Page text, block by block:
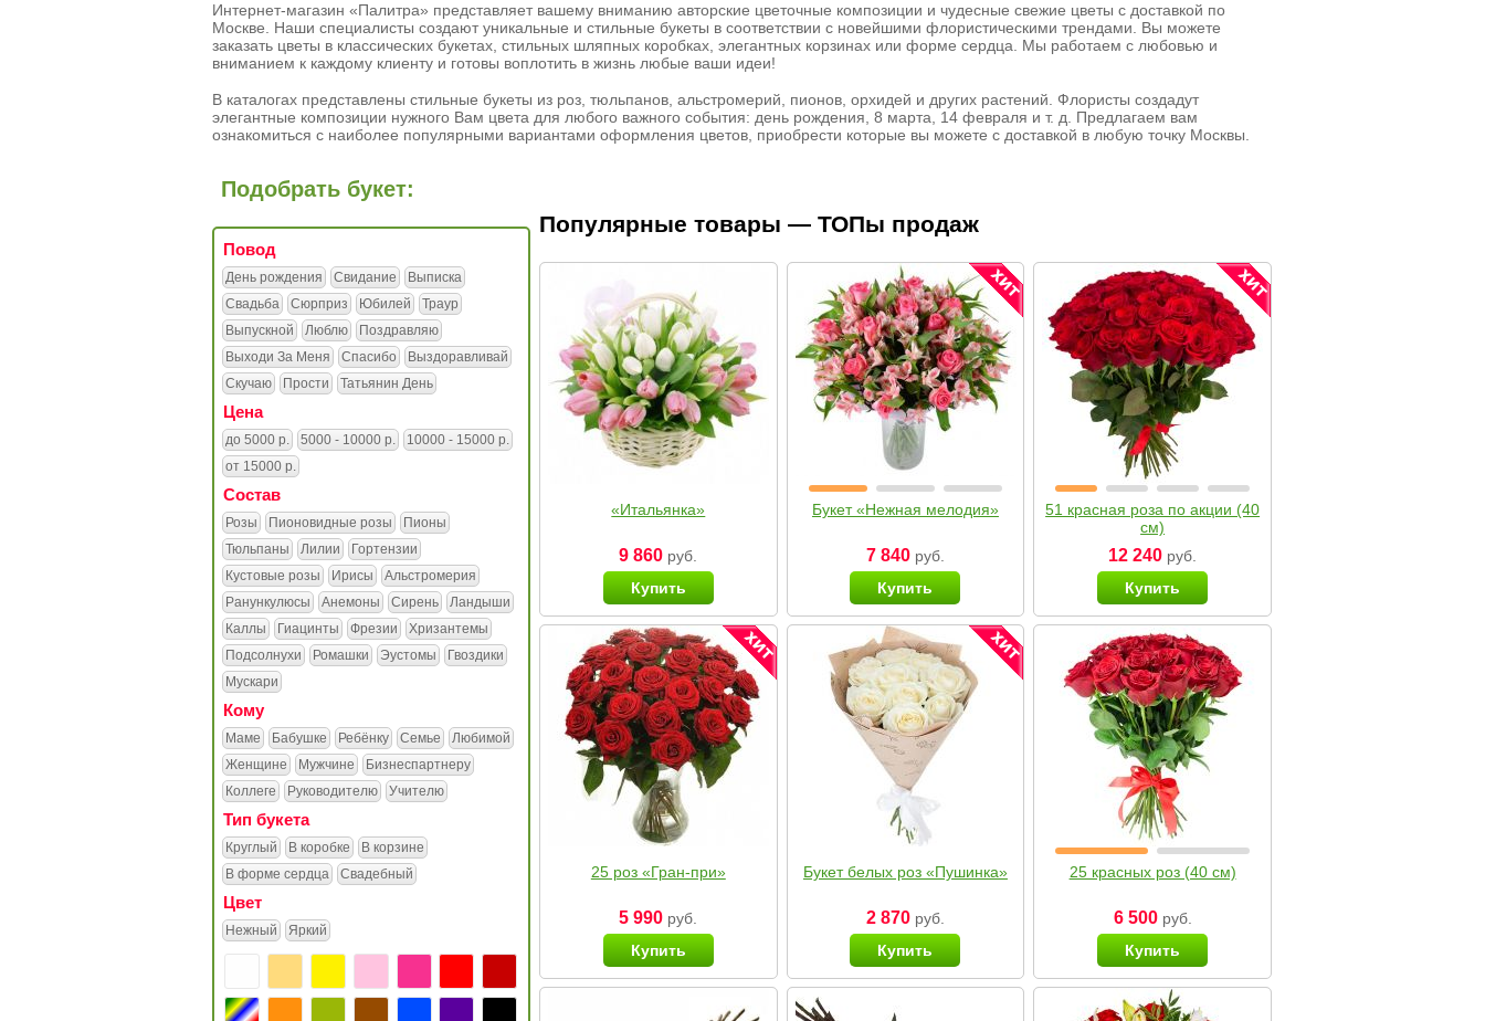
Интернет-магазин «Палитра» представляет вашему вниманию авторские цветочные композиции и чудесные свежие цветы с доставкой по
Москве. Наши специалисты создают уникальные и стильные букеты в соответствии с новейшими флористическими трендами. Вы можете
заказать цветы в классических букетах, стильных шляпных коробках, элегантных корзинах или форме сердца. Мы работаем с любовью и
вниманием к каждому клиенту и готовы воплотить в жизнь любые ваши идеи!
В каталогах представлены стильные букеты из роз, тюльпанов, альстромерий, пионов, орхидей и других растений. Флористы создадут
элегантные композиции нужного Вам цвета для любого важного события: день рождения, 8 марта, 14 февраля и т. д. Предлагаем вам
ознакомиться с наиболее популярными вариантами оформления цветов, приобрести которые вы можете с доставкой в любую точку Москвы.
Подобрать букет:
Повод
День рождения Свидание
Выписка
Свадьба
Сюрприз Юбилей
Траур
Выпускной
Люблю
Поздравляю
Выходи За Меня
Спасибо
Выздоравливай
Скучаю
Прости Татьянин День
Цена
до 5000 р. 5000 - 10000 р.
10000 - 15000 р.
от 15000 р.
Состав
Розы Пионовидные розы
Пионы
Тюльпаны
Лилии
Гортензии
Кустовые розы
Ирисы
Альстромерия
Ранункулюсы
Анемоны Сирень
Ландыши
Каллы
Гиацинты Фрезии
Хризантемы
Подсолнухи
Ромашки Эустомы
Гвоздики
Мускари
Кому
Маме Бабушке Ребёнку Семье
Любимой
Женщине
Мужчине
Бизнеспартнеру
Коллеге
Руководителю Учителю
Тип букета
Круглый В коробке
В корзине
В форме сердца
Свадебный
Цвет
Нежный Яркий
Популярные товары — ТОПы продаж
«Итальянка»
9 860 руб.
Купить
Букет «Нежная мелодия»
7 840руб.
Купить
51 красная роза по акции (40
см)
12 240 руб.
Купить
25 роз «Гран-при»
5 990 руб.
Купить
Букет белых роз «Пушинка»
2 870руб.
Купить
25 красных роз (40 см)
6 500руб.
Купить